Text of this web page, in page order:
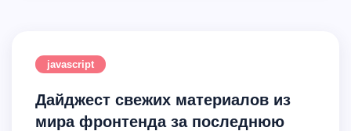
javascript
Дайджест свежих материалов из
мира фронтенда за последнюю